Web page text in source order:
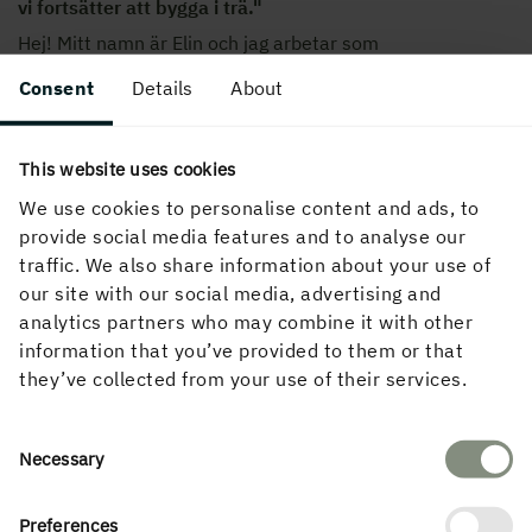
Consent Details About
This website uses cookies
We use cookies to personalise content and ads, to
provide social media features and to analyse our
traffic. We also share information about your use of
our site with our social media, advertising and
analytics partners who may combine it with other
information that you’ve provided to them or that
they’ve collected from your use of their services.
Consent
Necessary
Preferences
vi fortsätter att bygga i trä."
Hej! Mitt namn är Elin och jag arbetar som
Skellefteå.
KARRIÄR
gjort att jobbet varit lättare att lära sig."